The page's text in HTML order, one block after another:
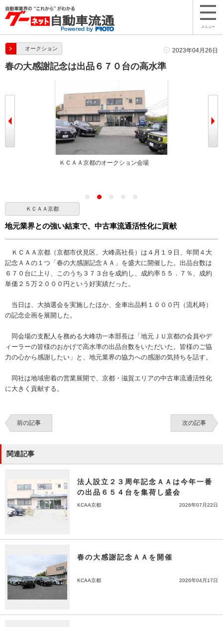
メニュー
オークション 2023年04月26日
春の大感謝記念は出品６７０台の高水準
ＫＣＡＡ京都のオークション会場
ＫＣＡＡ京都
地元業界との強い結束で、中古車流通活性化に貢献
ＫＣＡＡ京都（京都市伏見区、大峰高社長）は４月１９日、年間４大
記念ＡＡの１つ「春の大感謝記念ＡＡ」を盛大に開催した。出品台数は
６７０台に上り、このうち３７３台を成約し、成約率５５．７％、成約
単価２５万２０００円という好実績だった。
当日は、大抽選会を実施したほか、全車出品料１０００円（流札時）
の記念企画を展開した。
同会場の支配人を務める大峰功一本部長は「地元ＪＵ京都の会員やデ
ィーラーの皆様のおかげで高水準の出品台数をいただいた。皆様のご協
力の心から感謝したい」と、地元業界の協力への感謝の気持ちを話す。
同社は地域密着の営業展開で、京都・滋賀エリアの中古車流通活性化
に大きく貢献する。
前の記事 次の記事
関連記事
法人設立２３周年記念ＡＡは今年一番
の出品６５４台を集荷し盛会
KCAA京都 2026年07月22日
春の大感謝記念ＡＡを開催
KCAA京都 2026年04月17日